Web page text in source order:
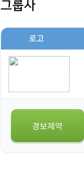
그룹사
로고
경보제약